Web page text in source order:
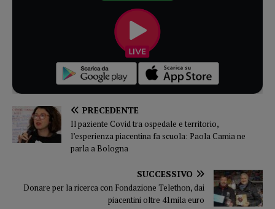
PRECEDENTE
Il paziente Covid tra ospedale e territorio,
l’esperienza piacentina fa scuola: Paola Camia ne
parla a Bologna
SUCCESSIVO
Donare per la ricerca con Fondazione Telethon, dai
piacentini oltre 41mila euro